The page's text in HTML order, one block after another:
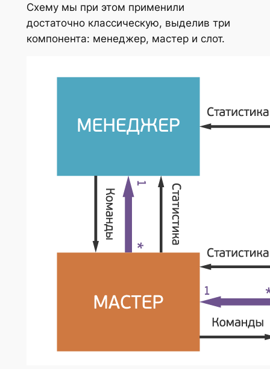
Схему мы при этом применили
достаточно классическую, выделив три
компонента: менеджер, мастер и слот.